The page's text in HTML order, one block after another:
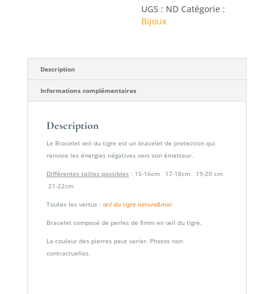
du
tigre
UGS : ND Catégorie :
Bijoux
Description
Informations complémentaires
Description
Le Bracelet œil du tigre est un bracelet de protection qui
renvoie les énergies négatives vers son émetteur.
Différentes tailles possibles: 15-16cm 17-18cm 19-20 cm
21-22cm
Toutes les vertus : œil du tigre nature&moi
Bracelet composé de perles de 8mm en œil du tigre.
La couleur des pierres peut varier. Photos non
contractuelles.